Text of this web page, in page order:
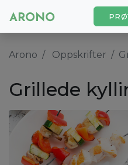
Arono Oppskrifter
Grillede